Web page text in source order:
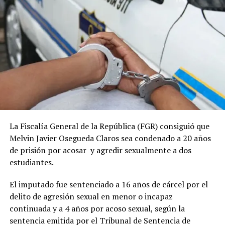
detención, provocando hacinamiento carcelario.
Durante los primeros días de diciembre del año 2014, en
una entrevista radial, el entonces Juez Martín Rogel,
realizó una serie de pronunciamientos que años después
vienen a ser esclarecedores sobre su actitud y decisiones
en el juzgamiento preciso de ciertos casos y personas, lo
cual cuestiona totalmente su independencia e
imparcialidad. De hecho, en la misma, refiriéndose al
actividades instituciones por parte del entonces fiscal
General, Luis Martínez, el Juez Rogel, llegó a decir:
“La utilización de aviones privados por parte del fiscal
compromisos en el exterior debe ser aclarada lo más
pronto posible consideró hoy el juez tercero de
Sentencia.”
La Fiscalía General de la República (FGR) consiguió que
Melvin Javier Osegueda Claros sea condenado a 20 años
de prisión por acosar y agredir sexualmente a dos
estudiantes.
El imputado fue sentenciado a 16 años de cárcel por el
delito de agresión sexual en menor o incapaz
continuada y a 4 años por acoso sexual, según la
sentencia emitida por el Tribunal de Sentencia de